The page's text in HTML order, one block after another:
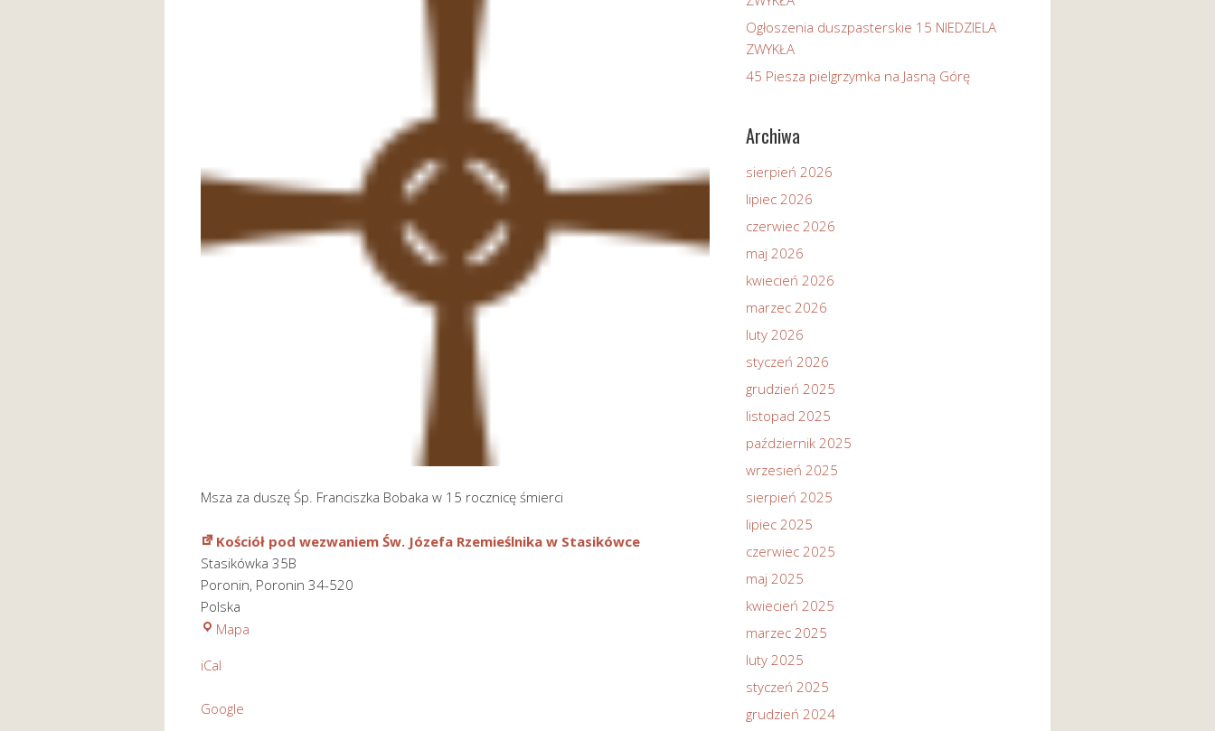
Msza za duszę Śp. Franciszka Bobaka w 15 rocznicę śmierci
Kościół pod wezwaniem Św. Józefa Rzemieślnika w Stasikówce
Stasikówka 35B
Poronin, Poronin 34-520
Polska
Mapa
iCal
Google
Ogłoszenia duszpasterskie 15 NIEDZIELA
ZWYKŁA
45 Piesza pielgrzymka na Jasną Górę
Archiwa
sierpień 2026
lipiec 2026
czerwiec 2026
maj 2026
kwiecień 2026
marzec 2026
luty 2026
styczeń 2026
grudzień 2025
listopad 2025
październik 2025
wrzesień 2025
sierpień 2025
lipiec 2025
czerwiec 2025
maj 2025
kwiecień 2025
marzec 2025
luty 2025
styczeń 2025
grudzień 2024